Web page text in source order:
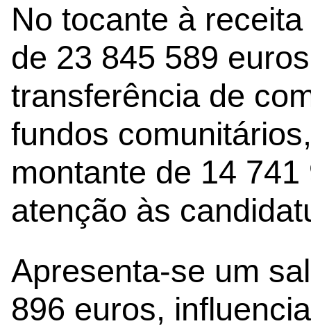
No tocante à
de 23 845 589
transferência de
fundos
montante de 14
atenção às
Apresenta-se um
896 euros,